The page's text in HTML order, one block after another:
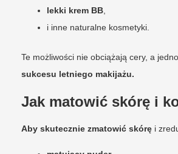
lekki krem BB
i inne naturalne kosmetyki.
Te możliwości nie obciążają cery, a
sukcesu letniego makijażu.
Jak matowić skórę i
Aby skutecznie zmatowić skórę i